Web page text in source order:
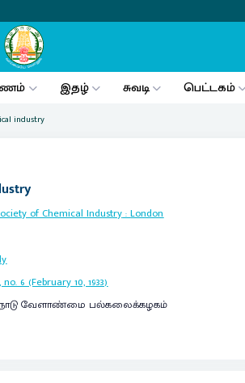
இதழ் சுவடி பெட்டகம்
industry
of Chemical Industry:London
no. 6 (February 10, 1933)
வேளாண்மை பல்கலைக்கழகம்